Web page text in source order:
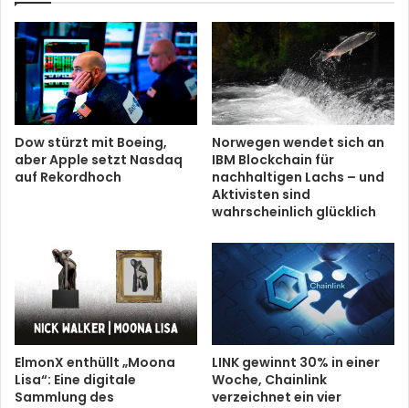
Dow stürzt mit Boeing,
aber Apple setzt Nasdaq
auf Rekordhoch
Norwegen wendet sich an
IBM Blockchain für
nachhaltigen Lachs – und
Aktivisten sind
wahrscheinlich glücklich
ElmonX enthüllt „Moona
Lisa“: Eine digitale
Sammlung des
LINK gewinnt 30% in einer
Woche, Chainlink
verzeichnet ein vier